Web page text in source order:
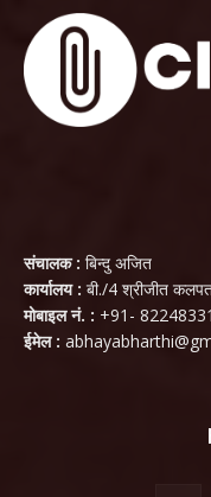
संचालक : बिन्दु अजित
कार्यालय : बी./4 श्रीजीत
मोबाइल नं. : +91-
ईमेल :